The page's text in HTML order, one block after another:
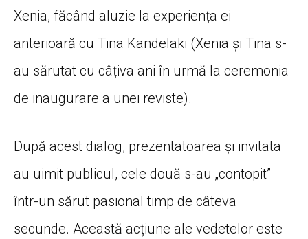
Xenia, făcând aluzie la experiența ei
anterioară cu Tina Kandelaki (Xenia și Tina s-
au sărutat cu câțiva ani în urmă la ceremonia
de inaugurare a unei reviste).
După acest dialog, prezentatoarea și invitata
au uimit publicul, cele două s-au „contopit”
într-un sărut pasional timp de câteva
secunde. Această acțiune ale vedetelor este